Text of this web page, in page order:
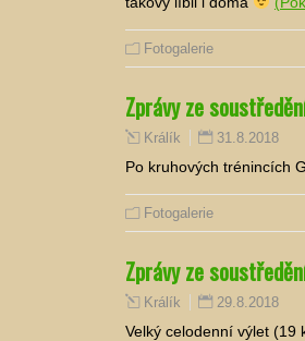
Fotogalerie
Zprávy ze
Králík 31.8.2018
Po kruhových trénincích
Fotogalerie
Zprávy ze
Králík 29.8.2018
Velký celodenní výlet (19